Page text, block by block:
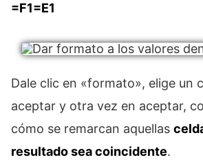
=F1=E1
Dale clic en «formato», elige un
aceptar y otra vez en aceptar,
cómo se remarcan aquellas
resultado sea coincidente.